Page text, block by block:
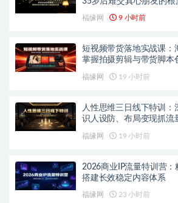
福缘网 9 小时前
短视频带货落地实战课：
掌握拍摄剪辑与带货脚本
福缘网 19 小时前
人性思维三日线下特训：
识人设防、布局变现抓流
福缘网 19 小时前
2026商业IP流量特训营：
搭建长效稳定内容体系
福缘网 23 小时前